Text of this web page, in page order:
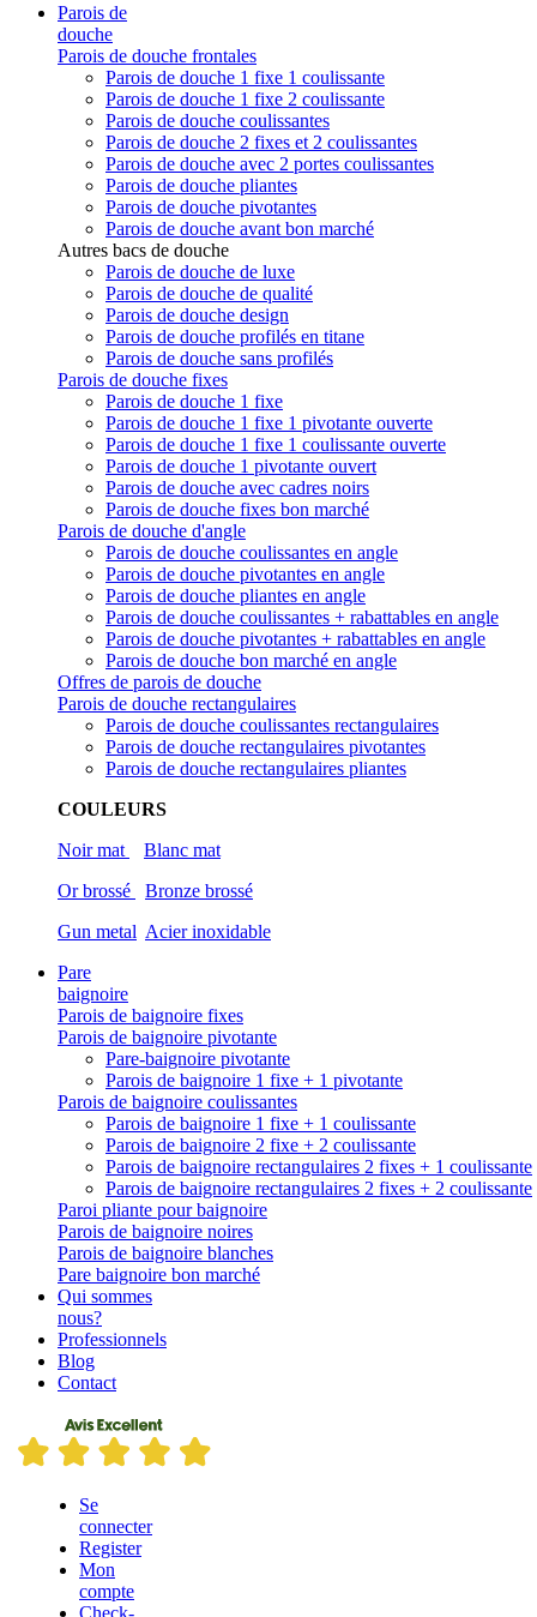
Parois de
douche
Parois de douche frontales
Parois de douche 1 fixe 1 coulissante
Parois de douche 1 fixe 2 coulissante
Parois de douche coulissantes
Parois de douche 2 fixes et 2 coulissantes
Parois de douche avec 2 portes coulissantes
Parois de douche pliantes
Parois de douche pivotantes
Parois de douche avant bon marché
Autres bacs de douche
Parois de douche de luxe
Parois de douche de qualité
Parois de douche design
Parois de douche profilés en titane
Parois de douche sans profilés
Parois de douche fixes
Parois de douche 1 fixe
Parois de douche 1 fixe 1 pivotante ouverte
Parois de douche 1 fixe 1 coulissante ouverte
Parois de douche 1 pivotante ouvert
Parois de douche avec cadres noirs
Parois de douche fixes bon marché
Parois de douche d'angle
Parois de douche coulissantes en angle
Parois de douche pivotantes en angle
Parois de douche pliantes en angle
Parois de douche coulissantes + rabattables en angle
Parois de douche pivotantes + rabattables en angle
Parois de douche bon marché en angle
Offres de parois de douche
Parois de douche rectangulaires
Parois de douche coulissantes rectangulaires
Parois de douche rectangulaires pivotantes
Parois de douche rectangulaires pliantes
COULEURS
Noir mat
Blanc mat
Or brossé
Bronze brossé
Gun metal Acier inoxidable
Pare
baignoire
Parois de baignoire fixes
Parois de baignoire pivotante
Pare-baignoire pivotante
Parois de baignoire 1 fixe + 1 pivotante
Parois de baignoire coulissantes
Parois de baignoire 1 fixe + 1 coulissante
Parois de baignoire 2 fixe + 2 coulissante
Parois de baignoire rectangulaires 2 fixes + 1 coulissante
Parois de baignoire rectangulaires 2 fixes + 2 coulissante
Paroi pliante pour baignoire
Parois de baignoire noires
Parois de baignoire blanches
Pare baignoire bon marché
Qui sommes
nous?
Professionnels
Blog
Contact
Se
connecter
Register
Mon
compte
Check-